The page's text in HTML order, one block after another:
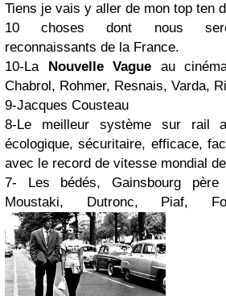
Tiens je vais y aller de mon top ten
10 choses dont nous
reconnaissants de la France.
10-La Nouvelle Vague au
Chabrol, Rohmer, Resnais, Varda,
9-Jacques Cousteau
8-Le meilleur système sur rail
écologique, sécuritaire, efficace,
avec le record de vitesse mondial
7- Les bédés, Gainsbourg
Moustaki, Dutronc, Piaf,